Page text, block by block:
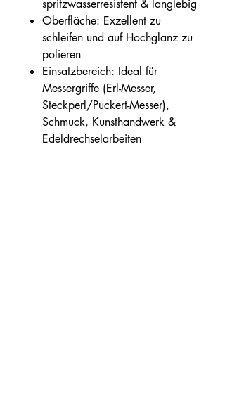
spritzwasserresistent & langlebig
Oberfläche: Exzellent zu
schleifen und auf Hochglanz zu
polieren
Einsatzbereich: Ideal für
Messergriffe (Erl-Messer,
Steckperl/Puckert-Messer),
Schmuck, Kunsthandwerk &
Edeldrechselarbeiten